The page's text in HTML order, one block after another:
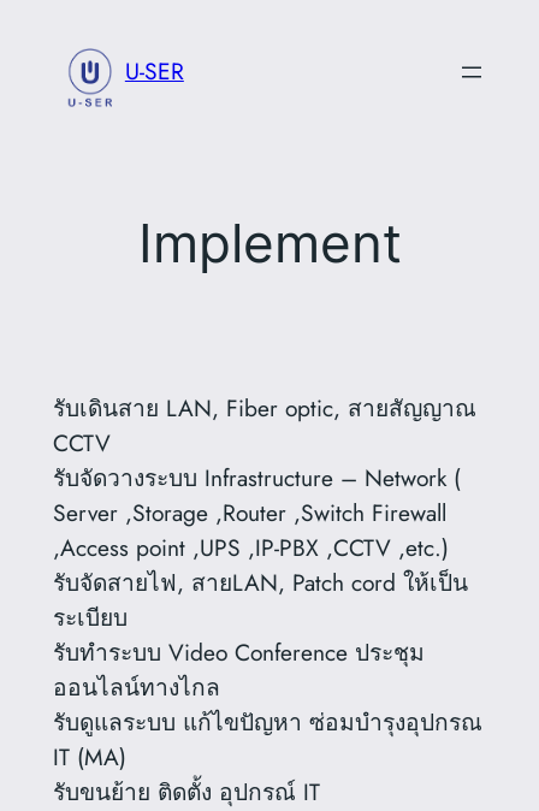
content
U-SER
Implement
รับเดินสาย LAN, Fiber optic, สายสัญญาณ
CCTV
รับจัดวางระบบ Infrastructure – Network (
Server ,Storage ,Router ,Switch Firewall
,Access point ,UPS ,IP-PBX ,CCTV ,etc.)
รับจัดสายไฟ, สายLAN, Patch cord ให้เป็น
ระเบียบ
รับทำระบบ Video Conference ประชุม
ออนไลน์ทางไกล
รับดูแลระบบ แก้ไขปัญหา ซ่อมบำรุงอุปกรณ
IT (MA)
รับขนย้าย ติดตั้ง อุปกรณ์ IT